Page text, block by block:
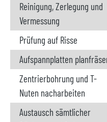
Reinigung, Zerlegung und
Vermessung
Prüfung auf Risse
Aufspannplatten
Zentrierbohrung und T-
Nuten nacharbeiten
Austausch sämtlicher